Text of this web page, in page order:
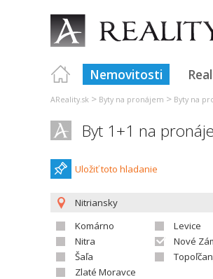
Nemovitosti
AReality.sk > Byty na pronájem > Byty na
Byt 1+1 na
Uložiť toto hladanie
Nitriansky
Komárno
Levice
Nitra
Nové
Šaľa
Zlaté Moravce